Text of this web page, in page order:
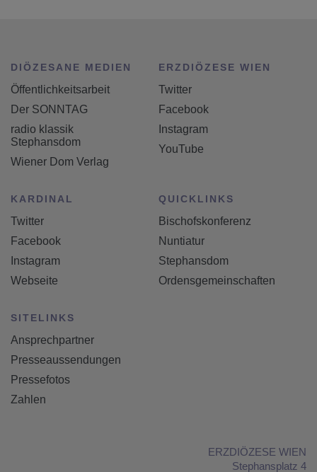
DIÖZESANE MEDIEN
Öffentlichkeitsarbeit
Der SONNTAG
radio klassik
Stephansdom
Wiener Dom Verlag
ERZDIÖZESE WIEN
Twitter
Facebook
Instagram
YouTube
KARDINAL
Twitter
Facebook
Instagram
Webseite
QUICKLINKS
Bischofskonferenz
Nuntiatur
Stephansdom
Ordensgemeinschaften
SITELINKS
Ansprechpartner
Presseaussendungen
Pressefotos
Zahlen
ERZDIÖZESE WIEN
Stephansplatz 4